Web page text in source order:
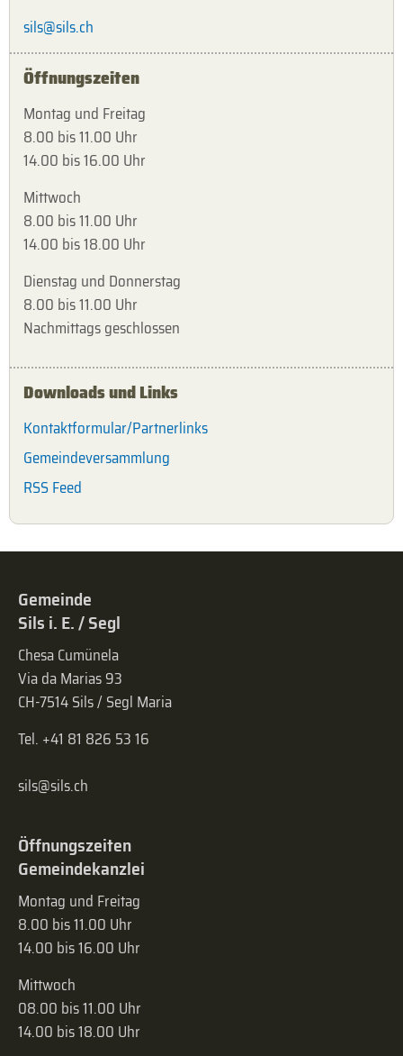
sils@sils.ch
Öffnungszeiten
Montag und Freitag
8.00 bis 11.00 Uhr
14.00 bis 16.00 Uhr
Mittwoch
8.00 bis 11.00 Uhr
14.00 bis 18.00 Uhr
Dienstag und Donnerstag
8.00 bis 11.00 Uhr
Nachmittags geschlossen
Downloads und Links
Kontaktformular/Partnerlinks
Gemeindeversammlung
RSS Feed
Gemeinde
Sils i. E. / Segl
Chesa Cumünela
Via da Marias 93
CH-7514 Sils / Segl Maria
Tel. +41 81 826 53 16
sils@sils.ch
Öffnungszeiten
Gemeindekanzlei
Montag und Freitag
8.00 bis 11.00 Uhr
14.00 bis 16.00 Uhr
Mittwoch
08.00 bis 11.00 Uhr
14.00 bis 18.00 Uhr